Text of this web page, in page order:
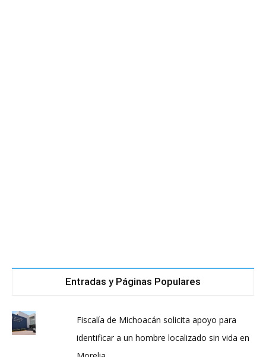
Entradas y Páginas Populares
Fiscalía de Michoacán solicita apoyo para
identificar a un hombre localizado sin vida en